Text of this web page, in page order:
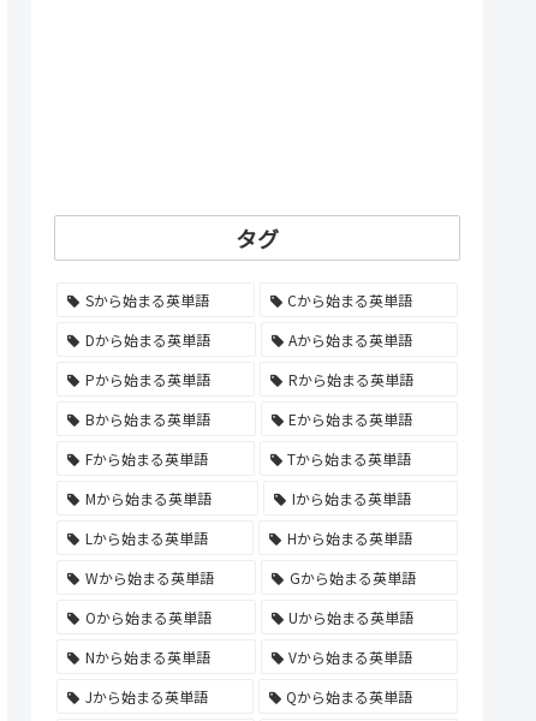
タグ
Sから始まる英単語
Cから始まる英単語
Dから始まる英単語
Aから始まる英単語
Pから始まる英単語
Rから始まる英単語
Bから始まる英単語
Eから始まる英単語
Fから始まる英単語
Tから始まる英単語
Mから始まる英単語
Iから始まる英単語
Lから始まる英単語
Hから始まる英単語
Wから始まる英単語
Gから始まる英単語
Oから始まる英単語
Uから始まる英単語
Nから始まる英単語
Vから始まる英単語
Jから始まる英単語
Qから始まる英単語